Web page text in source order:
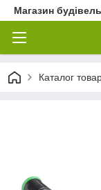
Магазин
Каталог